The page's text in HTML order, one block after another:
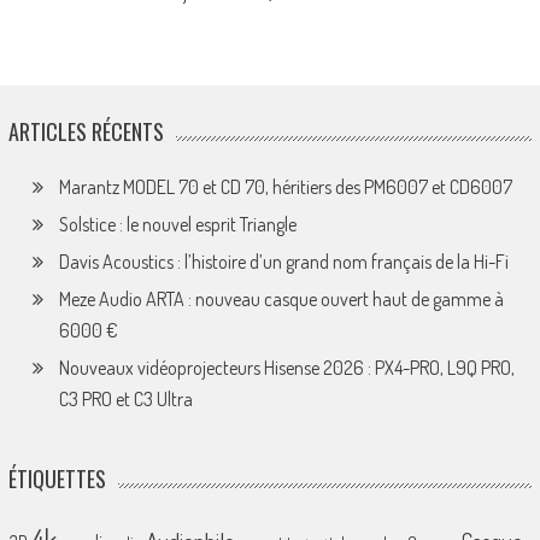
ARTICLES RÉCENTS
Marantz MODEL 70 et CD 70, héritiers des PM6007 et CD6007
Solstice : le nouvel esprit Triangle
Davis Acoustics : l’histoire d’un grand nom français de la Hi-Fi
Meze Audio ARTA : nouveau casque ouvert haut de gamme à
6000 €
Nouveaux vidéoprojecteurs Hisense 2026 : PX4-PRO, L9Q PRO,
C3 PRO et C3 Ultra
ÉTIQUETTES